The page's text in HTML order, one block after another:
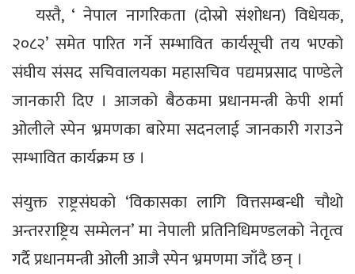
यस्तै, ‘ नेपाल नागरिकता (दोस्रो संशोधन) विधेयक,
२०८२’ समेत पारित गर्ने सम्भावित कार्यसूची तय भएको
संघीय संसद सचिवालयका महासचिव पद्यमप्रसाद पाण्डेले
जानकारी दिए । आजको बैठकमा प्रधानमन्त्री केपी शर्मा
ओलीले स्पेन भ्रमणका बारेमा सदनलाई जानकारी गराउने
सम्भावित कार्यक्रम छ ।
संयुक्त राष्ट्रसंघको ‘विकासका लागि वित्तसम्बन्धी चौथो
अन्तरराष्ट्रिय सम्मेलन’ मा नेपाली प्रतिनिधिमण्डलको नेतृत्व
गर्दै प्रधानमन्त्री ओली आजै स्पेन भ्रमणमा जाँदै छन् ।